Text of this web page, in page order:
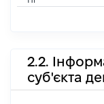
2.2.
суб'єкта